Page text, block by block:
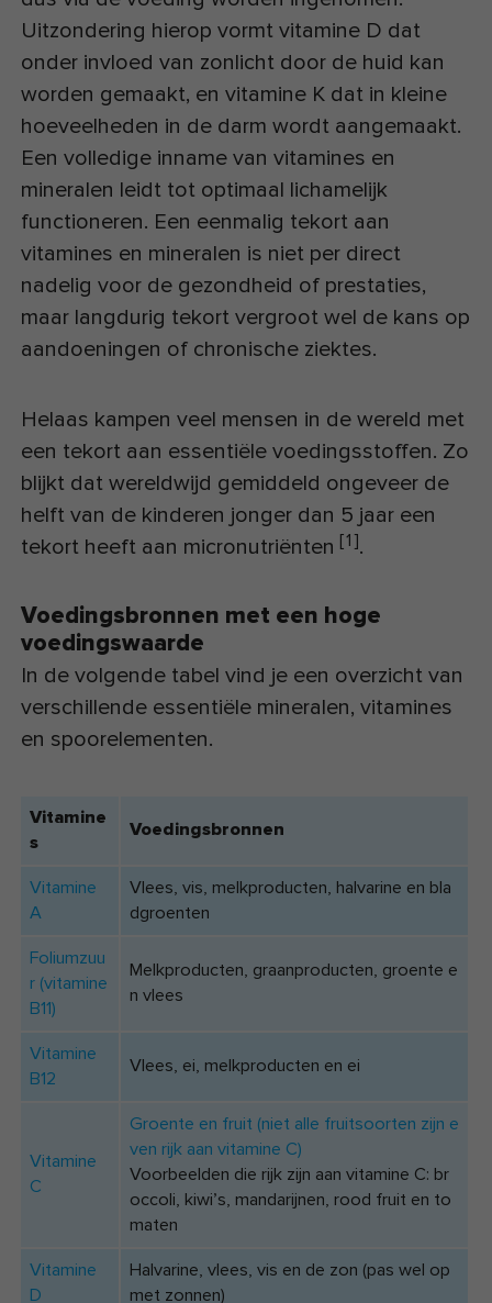
Uitzondering hierop vormt vitamine D dat
onder invloed van zonlicht door de huid kan
worden gemaakt, en vitamine K dat in kleine
hoeveelheden in de darm wordt aangemaakt.
Een volledige inname van vitamines en
mineralen leidt tot optimaal lichamelijk
functioneren. Een eenmalig tekort aan
vitamines en mineralen is niet per direct
nadelig voor de gezondheid of prestaties,
maar langdurig tekort vergroot wel de kans op
aandoeningen of chronische ziektes.
Helaas kampen veel mensen in de wereld met
een tekort aan essentiële voedingsstoffen. Zo
blijkt dat wereldwijd gemiddeld ongeveer de
helft van de kinderen jonger dan 5 jaar een
tekort heeft aan micronutriënten [1].
Voedingsbronnen met een hoge
voedingswaarde
In de volgende tabel vind je een overzicht van
verschillende essentiële mineralen, vitamines
en spoorelementen.
Vitamine
s
Voedingsbronnen
Vitamine
A
Vlees, vis, melkproducten, halvarine en bla
dgroenten
Foliumzuu
r (vitamine
B11)
Melkproducten, graanproducten, groente e
n vlees
Vitamine
B12
Vlees, ei, melkproducten en ei
Vitamine
C
Groente en fruit (niet alle fruitsoorten zijn e
ven rijk aan vitamine C)
Voorbeelden die rijk zijn aan vitamine C: br
occoli, kiwi’s, mandarijnen, rood fruit en to
maten
Vitamine
D
Halvarine, vlees, vis en de zon (pas wel op
met zonnen)